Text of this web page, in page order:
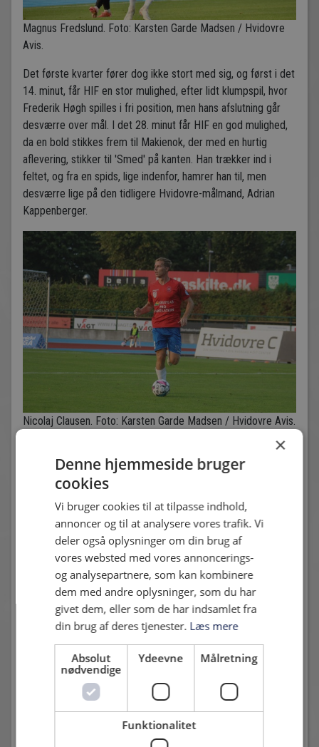
Magnus Fredslund. Foto: Karsten Garde Madsen / Hvidovre
Avis.
Det første kvarter fører dog ikke stort med sig, og først i det
14. minut, får HIF en stor mulighed, efter lidt klumpspil, hvor
Frederik Høgh spilles i fri position, men hans afslutning går
desværre over mål. I det 28. minut får HIF en god mulighed,
da en bold stikkes frem til Makienok, der med en hurtig
aflevering, stikker til 'Smed' på kanten. Han trækker ind i
feltet, og fra en spids, lige indenfor, hamrer han til, men
desværre lige på den tidligere Hvidovre-målmand, Adrian
Kappenberger.
Nicolaj Clausen. Foto: Karsten Garde Madsen / Hvidovre Avis.
Ikke den mest ophidsende halvleg. HIF stod massivt tilbage,
og der blev i den grad lukket ned for Adrian Justinussen. Men
det er ikke meget, der kommer frem til angriberne.
I anden halvleg er mønsteret det samme. Det er tydeligt at
se, at der bagud lukkes benhådt af, men der mangler hele
tiden lige det sidste. HIF skifter Jagvir Singh ind, med en halv
time tilbage, og det tilfører helt sikkert noget fremefter.
Fredrik Høgh er tæt på, efter et godt indlæg fra Jagvir i det
69. minut. Et minut inde i overtiden, er det endnu en gang
Høgh, der stikkes, og efter at have rundet et par mand,
give hjørne. Dette kommer der dog ikke noget ud af.
×
Denne hjemmeside bruger
cookies
Vi bruger cookies til at tilpasse indhold,
annoncer og til at analysere vores trafik. Vi
deler også oplysninger om din brug af
vores websted med vores annoncerings-
og analysepartnere, som kan kombinere
dem med andre oplysninger, som du har
givet dem, eller som de har indsamlet fra
din brug af deres tjenester. Læs mere
Absolut
nødvendige
Ydeevne Målretning
Funktionalitet